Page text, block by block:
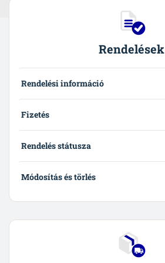
Rendelések
Rendelési információ
Fizetés
Rendelés státusza
Módosítás és törlés